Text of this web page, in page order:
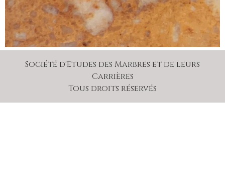
Société d'Etudes des Marbres et de leurs
Carrières
Tous droits réservés